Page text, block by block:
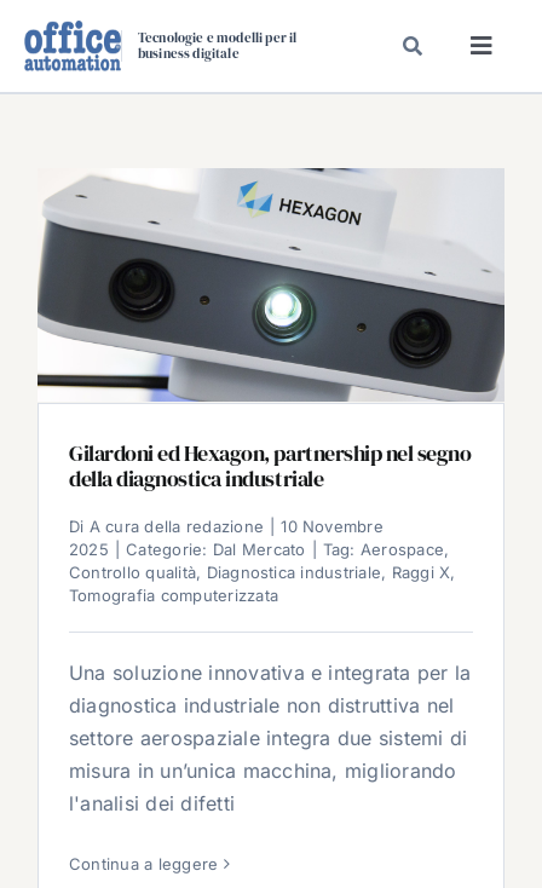
Tecnologie e modelli per il
business digitale
TAVOLE ROTONDE DI REDAZIONE
DAL MERCATO
CARRIERE
VIDEO
EVENTI
Gilardoni ed Hexagon, partnership nel segno
della diagnostica industriale
Di A cura della redazione
10 Novembre
2025
Categorie: Dal Mercato Tag: Aerospace,
Controllo qualità, Diagnostica industriale, Raggi X,
Tomografia computerizzata
Una soluzione innovativa e integrata per la
diagnostica industriale non distruttiva nel
settore aerospaziale integra due sistemi di
misura in un’unica macchina, migliorando
l'analisi dei difetti
Continua a leggere